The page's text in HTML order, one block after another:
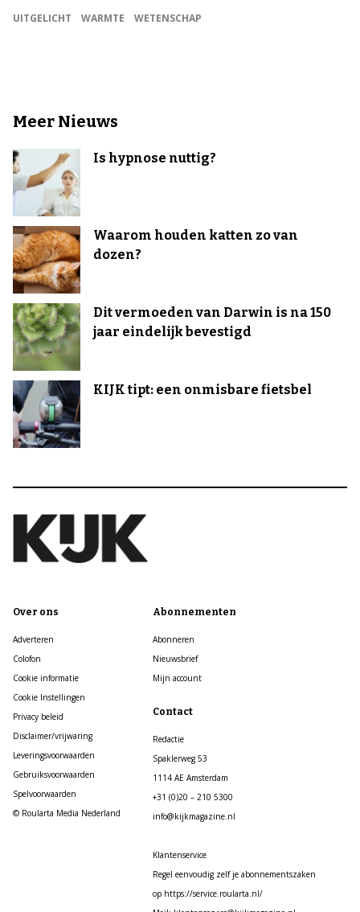
UITGELICHT
WARMTE WETENSCHAP
Meer Nieuws
Is hypnose nuttig?
Waarom houden katten zo van
dozen?
Dit vermoeden van Darwin is na 150
jaar eindelijk bevestigd
KIJK tipt: een onmisbare fietsbel
Over ons
Adverteren
Colofon
Cookie informatie
Cookie Instellingen
Privacy beleid
Disclaimer/vrijwaring
Leveringsvoorwaarden
Gebruiksvoorwaarden
Spelvoorwaarden
© Roularta Media Nederland
Abonnementen
Abonneren
Nieuwsbrief
Mijn account
Contact
Redactie
Spaklerweg 53
1114 AE Amsterdam
+31 (0)20 – 210 5300
info@kijkmagazine.nl
Klantenservice
Regel eenvoudig zelf je abonnementszaken
op https://service.roularta.nl/